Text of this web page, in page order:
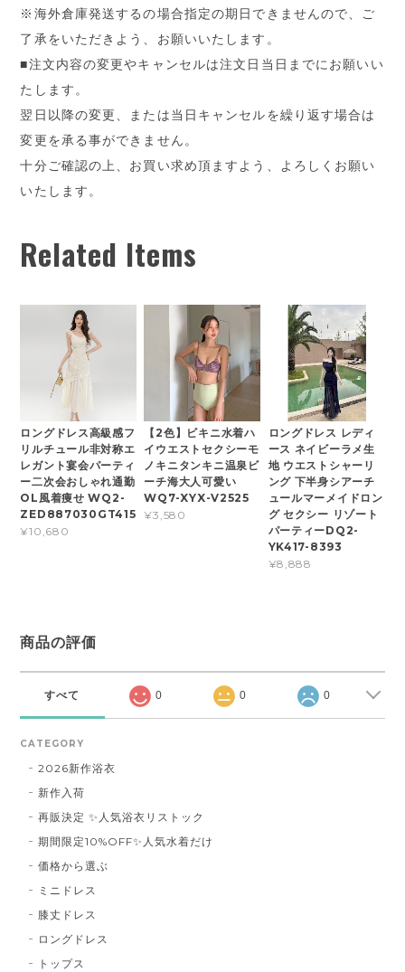
※海外倉庫発送するの場合指定の期日できませんので、ご
了承をいただきよう、お願いいたします。
■注文内容の変更やキャンセルは注文日当日までにお願いい
たします。
翌日以降の変更、または当日キャンセルを繰り返す場合は
変更を承る事ができません。
十分ご確認の上、お買い求め頂ますよう、よろしくお願い
いたします。
Related Items
ロングドレス高級感フ
リルチュール非対称エ
レガント宴会パーティ
ー二次会おしゃれ通勤
OL風着痩せ WQ2-
ZED887030GT415
¥10,680
【2色】ビキニ水着ハ
イウエストセクシーモ
ノキニタンキニ温泉ビ
ーチ海大人可愛い
WQ7-XYX-V2525
¥3,580
ロングドレス レディ
ース ネイビーラメ生
地 ウエストシャーリ
ング 下半身シアーチ
ュールマーメイドロン
グ セクシー リゾート
パーティーDQ2-
YK417-8393
¥8,888
商品の評価
すべて 0 0 0
CATEGORY
2026新作浴衣
新作入荷
再販決定 ✨人気浴衣リストック
期間限定10%OFF✨人気水着だけ
価格から選ぶ
ミニドレス
膝丈ドレス
ロングドレス
トップス